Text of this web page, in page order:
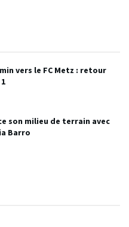
vers le FC Metz : retour
son milieu de terrain avec
Barro